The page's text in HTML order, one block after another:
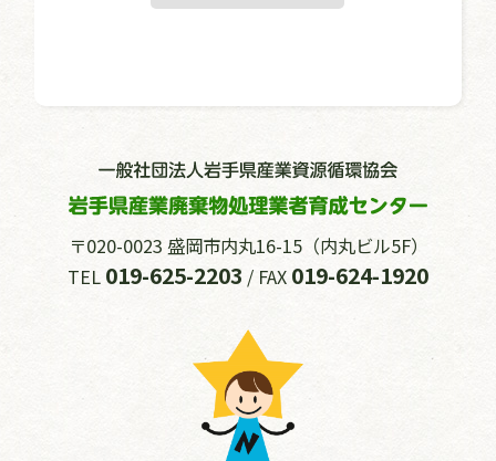
〒020-0023 盛岡市内丸16-15（内丸ビル5F）
TEL 019-625-2203 / FAX 019-624-1920